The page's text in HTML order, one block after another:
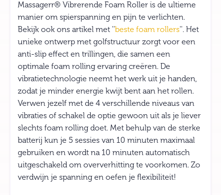
Massagerr® Vibrerende Foam Roller is de ultieme
manier om spierspanning en pijn te verlichten.
Bekijk ook ons artikel met ''beste foam rollers''. Het
unieke ontwerp met golfstructuur zorgt voor een
anti-slip effect en trillingen, die samen een
optimale foam rolling ervaring creëren. De
vibratietechnologie neemt het werk uit je handen,
zodat je minder energie kwijt bent aan het rollen.
Verwen jezelf met de 4 verschillende niveaus van
vibraties of schakel de optie gewoon uit als je liever
slechts foam rolling doet. Met behulp van de sterke
batterij kun je 5 sessies van 10 minuten maximaal
gebruiken en wordt na 10 minuten automatisch
uitgeschakeld om oververhitting te voorkomen. Zo
verdwijn je spanning en oefen je flexibiliteit!